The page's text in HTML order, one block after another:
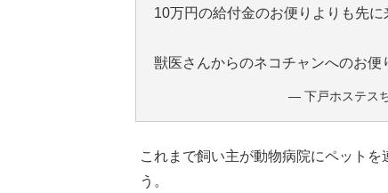
10万円の給付金のお便りよりも先
獣医さんからのネコチャンへのお便
— 下戸ホステス
これまで飼い主が動物病院にペット
う。